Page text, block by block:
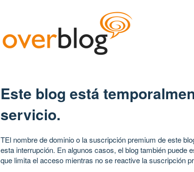
Este blog está
servicio.
TEl nombre de dominio o la suscripción premium de este
esta interrupción. En algunos casos, el blog también puede
que limita el acceso mientras no se reactive la suscripción